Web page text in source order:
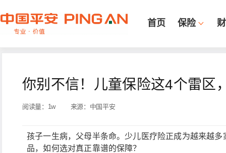
首页 保险
你别不信！儿童保险这4个雷区
阅读量： 1w 来源： 中国平安
孩子一生病，父母半条命。少儿医疗险正成为越来越
品，如何选对真正靠谱的保障？